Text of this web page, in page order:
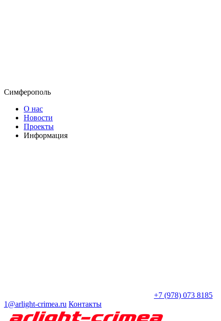
Симферополь
О нас
Новости
Проекты
Информация
+7 (978) 073 8185
1@arlight-crimea.ru Контакты